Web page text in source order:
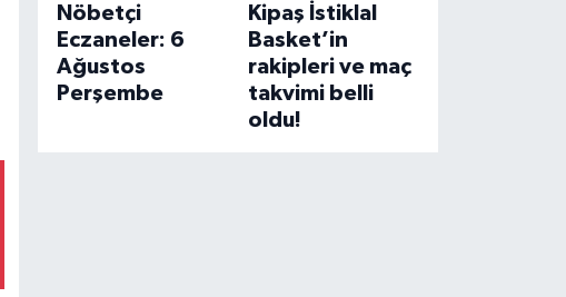
Nöbetçi
Eczaneler: 6
Ağustos
Perşembe
Kipaş İstiklal
Basket’in
rakipleri ve maç
takvimi belli
oldu!